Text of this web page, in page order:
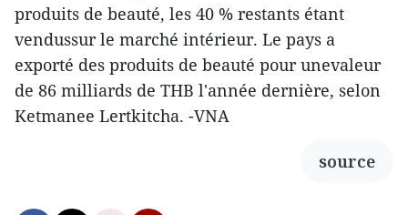
produits de beauté, les 40 % restants étant
vendussur le marché intérieur. Le pays a
exporté des produits de beauté pour unevaleur
de 86 milliards de THB l'année dernière, selon
Ketmanee Lertkitcha. -VNA
source